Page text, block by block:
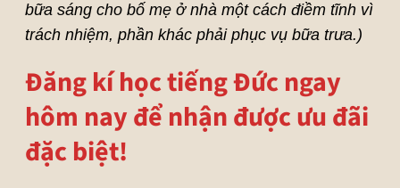
bữa sáng cho bố mẹ ở nhà một cách điềm tĩnh vì
trách nhiệm, phần khác phải phục vụ bữa trưa.)
Đăng kí học tiếng Đức ngay
hôm nay để nhận được ưu đãi
đặc biệt!